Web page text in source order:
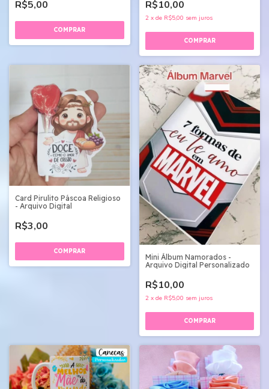
R$5,00 R$10,00
2 x de R$5,00 sem juros
Card Pirulito Páscoa Religioso
- Arquivo Digital
R$3,00
Mini Álbum Namorados -
Arquivo Digital Personalizado
R$10,00
2 x de R$5,00 sem juros